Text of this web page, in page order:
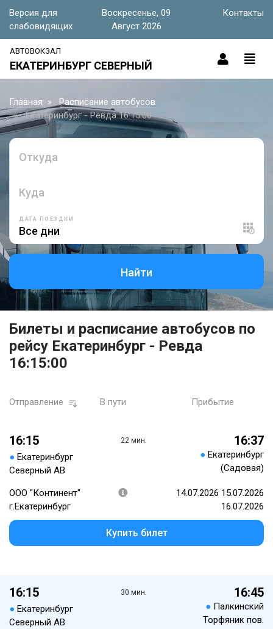
Версия для
слабовидящих
Воскресенье, 09
Август 2026
Контакты
АВТОВОКЗАЛ
ЕКАТЕРИНБУРГ СЕВЕРНЫЙ
Главная
Расписание автобусов
Екатеринбург - Ревда 16:15:00
Откуда
Куда
ДАТА ПОЕЗДКИ
Найти
Билеты и расписание автобусов по
рейсу Екатеринбург - Ревда
16:15:00
Отправление В пути Прибытие
16:15
● Екатеринбург
Северный АВ
22 мин. 16:37
● Екатеринбург
(Садовая)
ООО "Континент"
г.Екатеринбург
14.07.2026 15.07.2026
16.07.2026
Купить билет
16:15
● Екатеринбург
Северный АВ
30 мин. 16:45
● Палкинский
Торфяник пов.